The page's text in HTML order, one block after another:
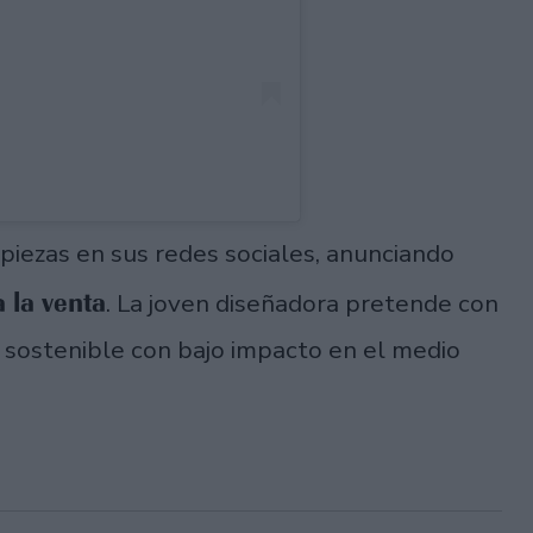
en sus redes sociales, anunciando
la venta. La joven diseñadora pretende con
con bajo impacto en el medio